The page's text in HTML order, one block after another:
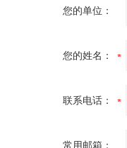
您的单位：
您的姓名：
联系电话：
常用邮箱：